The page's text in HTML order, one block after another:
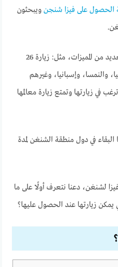
الحصول على فيزا شنجن ويبحثون
حيث توفر هذه الفيزا لحاملها العديد من المميزات، مثل: زيارة 26
والنمسا، وإسبانيا، وغيرهم
في زيارتها وتمتع زيارة معالمها
البقاء في دول منطقة الشنغن لمدة
لشنغن، دعنا نتعرف أولًا على ما
يمكن زيارتها عند الحصول عليها؟